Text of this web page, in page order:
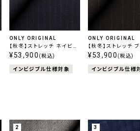
ONLY ORIGINAL
【秋冬】ストレッチ ネイビー
ストライプ
¥53,900 (税込)
インビジブル仕様対象
ONLY ORIGINAL
【秋冬】ストレッチ
ストライプ
¥53,900 (税込)
インビジブル仕様
2 3